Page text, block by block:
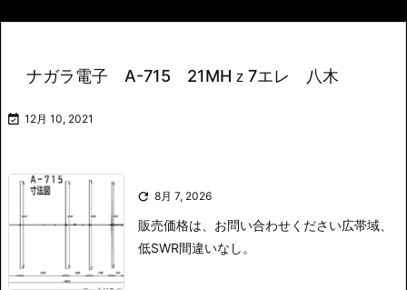
ナガラ電子 A-715 21MHｚ7エレ 八木
 12月 10, 2021
 8月 7, 2026
販売価格は、お問い合わせください広帯域、
低SWR間違いなし。